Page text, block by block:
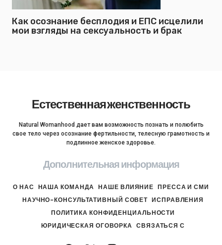
Как осознание бесплодия и ЕПС исцелили
мои взгляды на сексуальность и брак
Естественная женственность
Natural Womanhood дает вам возможность познать и полюбить
свое тело через осознание фертильности, телесную грамотность и
подлинное женское здоровье.
Дополнительная информация
О НАС НАША КОМАНДА НАШЕ ВЛИЯНИЕ
ПРЕССА И СМИ
НАУЧНО-КОНСУЛЬТАТИВНЫЙ СОВЕТ ИСПРАВЛЕНИЯ
ПОЛИТИКА КОНФИДЕНЦИАЛЬНОСТИ
ЮРИДИЧЕСКАЯ ОГОВОРКА
СВЯЗАТЬСЯ С